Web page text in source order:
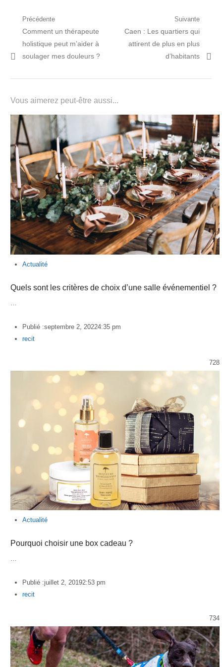
Navigation
l’article
Précédente
Post
précédent:
Comment un thérapeute
holistique peut m’aider à
soulager mes douleurs ?
Suivante
Prochain
article:
Caen : Les quartiers qui
attirent de plus en plus
d’habitants
Vous aimerez peut-être aussi...
Actualité
Quels sont les critères de choix d’une salle événementiel ?
Publié :septembre 2, 20224:35 pm
Author
recit
728
Actualité
Pourquoi choisir une box cadeau ?
…
Publié :juillet 2, 20192:53 pm
Author
recit
734